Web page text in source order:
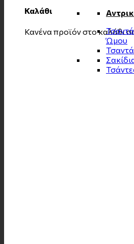
Καλάθι
Κανένα προϊόν στο καλάθι
Ώμου